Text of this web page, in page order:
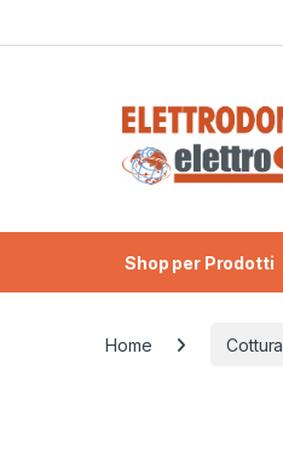
Shop per Prodotti
Home Cottura